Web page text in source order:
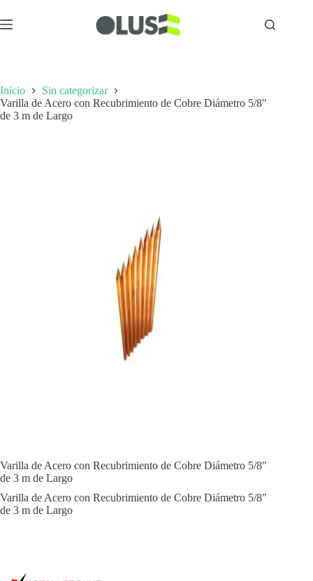
Inicio
Sin categorizar
Varilla de Acero con Recubrimiento de Cobre Diámetro 5/8″
de 3 m de Largo
Varilla de Acero con Recubrimiento de Cobre Diámetro 5/8″
de 3 m de Largo
Varilla de Acero con Recubrimiento de Cobre Diámetro 5/8″
de 3 m de Largo